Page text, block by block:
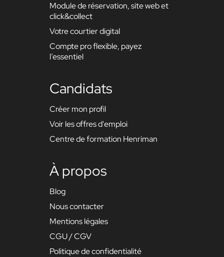
Module de réservation, site web et
click&collect
Votre courtier digital
Compte pro flexible, payez
l’essentiel
Candidats
Créer mon profil
Voir les offres d'emploi
Centre de formation Henriman
À propos
Blog
Nous contacter
Mentions légales
CGU / CGV
Politique de confidentialité